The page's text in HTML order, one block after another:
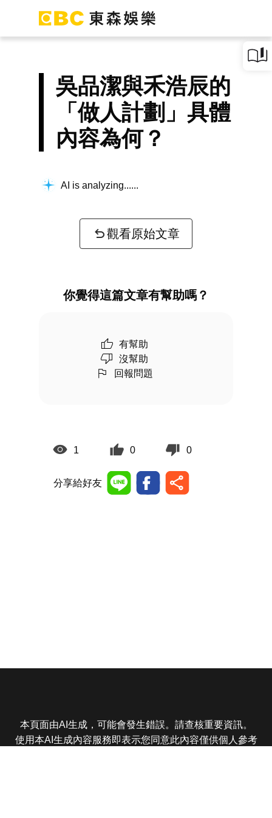
吳品潔與禾浩辰的
「做人計劃」具體
內容為何？
AI is analyzing...
觀看原始文章
你覺得這篇文章有幫助嗎？
有幫助
沒幫助
回報問題
1 0 0
分享給好友
本頁面由AI生成，可能會發生錯誤。請查核重要資訊。
使用本AI生成內容服務即表示您同意此內容僅供個人參考